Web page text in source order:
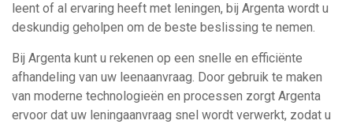
leent of al ervaring heeft met leningen, bij Argenta wordt u
deskundig geholpen om de beste beslissing te nemen.
Bij Argenta kunt u rekenen op een snelle en efficiënte
afhandeling van uw leenaanvraag. Door gebruik te maken
van moderne technologieën en processen zorgt Argenta
ervoor dat uw leningaanvraag snel wordt verwerkt, zodat u